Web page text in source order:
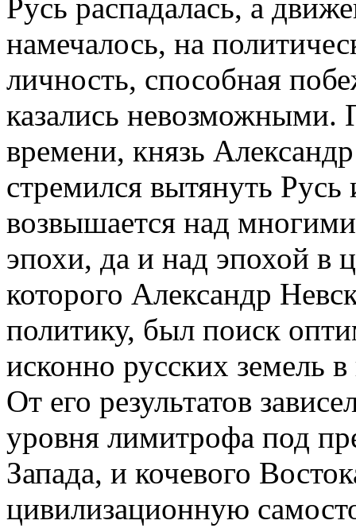
Русь распадалась, а
намечалось, на
личность, способная
казались невозможными.
времени, князь
стремился вытянуть
возвышается над
эпохи, да и над эпохой в
которого Александр
политику, был поиск
исконно русских земель
От его результатов
уровня лимитрофа под
Запада, и кочевого
цивилизационную